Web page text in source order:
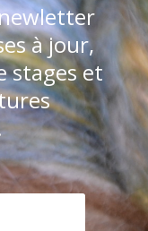
à jour,
stages et